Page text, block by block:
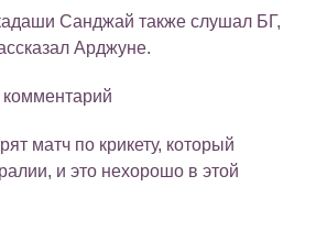
Санджай также слушал БГ,
Арджуне.
матч по крикету, который
и это нехорошо в этой